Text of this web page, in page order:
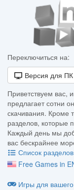
Переключиться на:
Версия для ПК
Приветствуем вас,
предлагает сотни
скачивания. Кроме
разделов, которые
Каждый день мы
вас бескрайнее
Список разделов
Free Games in
Игры для вашего